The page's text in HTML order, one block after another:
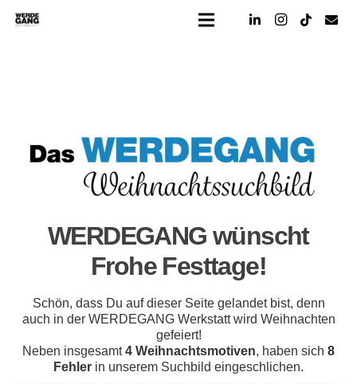
WERDEGANG wünscht
Frohe Festtage!
Schön, dass Du auf dieser Seite gelandet bist, denn
auch in der WERDEGANG Werkstatt wird Weihnachten
gefeiert!
Neben insgesamt4 Weihnachtsmotiven, haben sich 8
Fehler in unserem Suchbild eingeschlichen.